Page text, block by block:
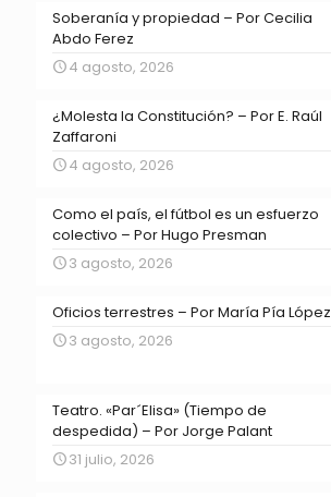
Soberanía y propiedad – Por Cecilia
Abdo Ferez
4 agosto, 2026
¿Molesta la Constitución? – Por E. Raúl
Zaffaroni
4 agosto, 2026
Como el país, el fútbol es un esfuerzo
colectivo – Por Hugo Presman
3 agosto, 2026
Oficios terrestres – Por María Pía López
3 agosto, 2026
Teatro. «Par´Elisa» (Tiempo de
despedida) – Por Jorge Palant
31 julio, 2026